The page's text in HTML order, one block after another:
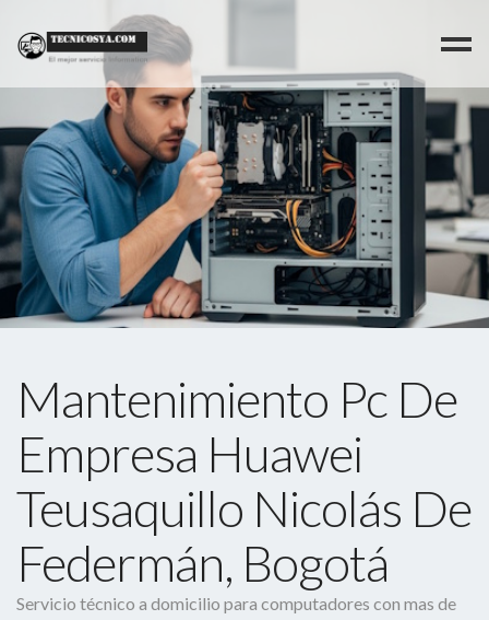
Mantenimiento Pc De
Empresa Huawei
Teusaquillo Nicolás De
Federmán, Bogotá
Servicio técnico a domicilio para computadores con mas de